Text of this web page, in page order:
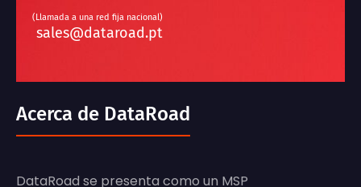
(Llamada a una red fija nacional)
sales@dataroad.pt
Acerca de DataRoad
DataRoad se presenta como un MSP